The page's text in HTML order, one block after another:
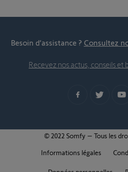
Besoin d’assistance ? Consultez
Recevez nos actus, conseils et
© 2022 Somfy – Tous les
Informations légales